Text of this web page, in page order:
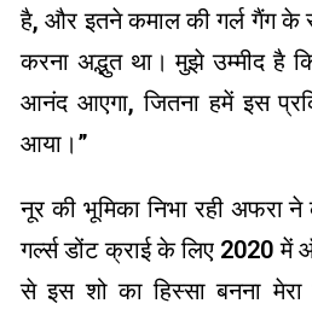
है, और इतने कमाल की गर्ल गैंग के
करना अद्भुत था। मुझे उम्मीद है
आनंद आएगा, जितना हमें इस
आया।”
नूर की भूमिका निभा रही अफरा ने
गर्ल्स डोंट क्राई के लिए 2020 में
से इस शो का हिस्सा बनना